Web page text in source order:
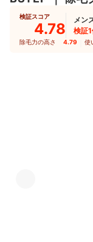
検証スコア
4.78
メン
検証
除毛力の高さ 4.79 使